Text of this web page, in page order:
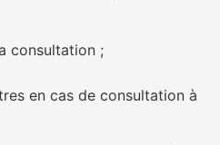
consultation ;
en cas de consultation à